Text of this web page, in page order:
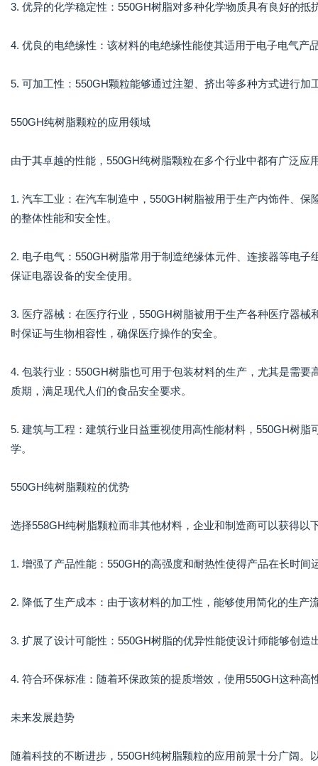
3. 优异的化学稳定性：550GH树脂对多种化学物质具有良好的
4. 优良的电绝缘性：该材料的电绝缘性能使其适用于电子电气产
5. 可加工性：550GH颗粒能够通过注塑、挤出等多种方式进行加
550GH纯树脂颗粒的应用领域
由于其卓越的性能，550GH纯树脂颗粒在多个行业中都有广泛应
1. 汽车工业：在汽车制造中，550GH树脂被用于生产内饰件、
的整体性能和安全性。
2. 电子电气：550GH树脂常用于制造绝缘体元件、连接器等电
保证电器设备的安全使用。
3. 医疗器械：在医疗行业，550GH树脂被用于生产各种医疗器
时保证与生物相容性，确保医疗操作的安全。
4. 包装行业：550GH树脂也可用于包装材料的生产，尤其是需
质期，满足现代人们的食品安全要求。
5. 建筑与工程：建筑行业日益重视使用高性能材料，550GH树
学。
550GH纯树脂颗粒的优势
选择558GH纯树脂颗粒而非其他材料，企业和制造商可以获得以
1. 增强了产品性能：550GH的高强度和耐热性使得产品在长时
2. 降低了生产成本：由于该材料的加工性，能够使用简化的生产
3. 扩展了设计可能性：550GH树脂的优异性能使设计师能够创
4. 符合环保标准：随着环保政策的提质增效，使用550GH这种
未来发展趋势
随着科技的不断进步，550GH纯树脂颗粒的应用前景十分广阔。